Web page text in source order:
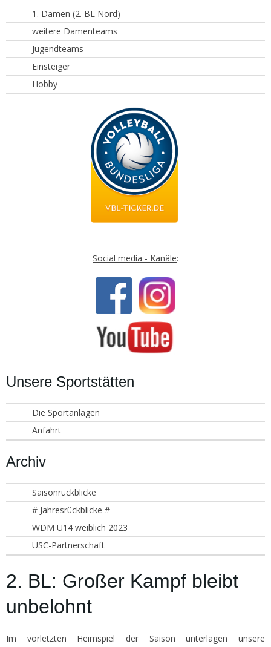
1. Damen (2. BL Nord)
weitere Damenteams
Jugendteams
Einsteiger
Hobby
Social media - Kanäle:
Unsere Sportstätten
Die Sportanlagen
Anfahrt
Archiv
Saisonrückblicke
# Jahresrückblicke #
WDM U14 weiblich 2023
USC-Partnerschaft
2. BL: Großer Kampf bleibt
unbelohnt
Im vorletzten Heimspiel der Saison unterlagen unsere